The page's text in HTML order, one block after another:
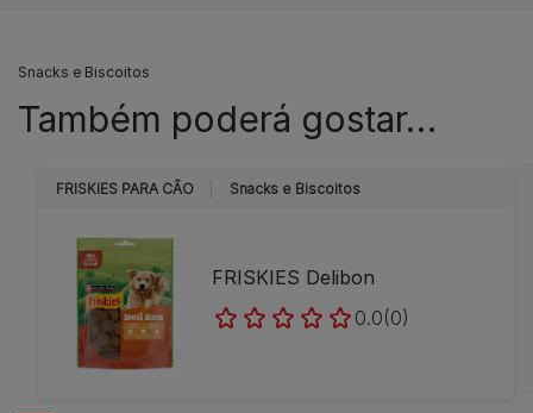
Snacks e Biscoitos
Também poderá gostar…
FRISKIES PARA CÃO Snacks e Biscoitos
FRISKIES Delibon
0.0(0)